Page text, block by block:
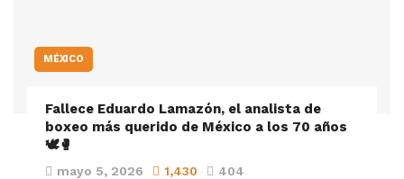
MÉXICO
Fallece Eduardo Lamazón, el analista de
boxeo más querido de México a los 70 años
🕊️🥊
mayo 5, 2026 1,430 404